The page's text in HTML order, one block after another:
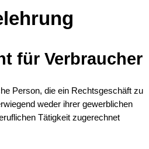
für Verbraucher
Person, die ein Rechtsgeschäft zu
weder ihrer gewerblichen
Tätigkeit zugerechnet